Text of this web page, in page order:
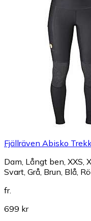
Fjällräven Abisko
Dam, Långt ben, XXS,
Svart, Grå, Brun, Blå,
fr.
699 kr